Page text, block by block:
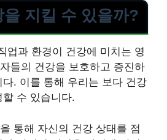
을 지킬 수 있을까?
업과 환경이 건강에 미치는 영
들의 건강을 보호하고 증진하
. 이를 통해 우리는 보다 건강
수 있습니다.
통해 자신의 건강 상태를 점